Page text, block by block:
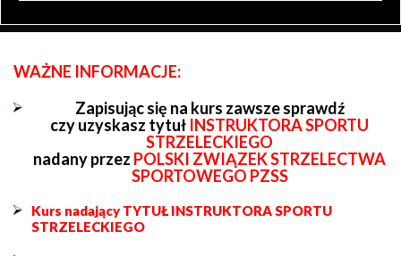
WAŻNE INFORMACJE:
Zapisując się na kurs zawsze sprawdź
czy uzyskasz tytuł INSTRUKTORA SPORTU
STRZELECKIEGO
nadany przez POLSKI ZWIĄZEK STRZELECTWA
SPORTOWEGO PZSS
Kurs nadający TYTUŁ INSTRUKTORA SPORTU
STRZELECKIEGO